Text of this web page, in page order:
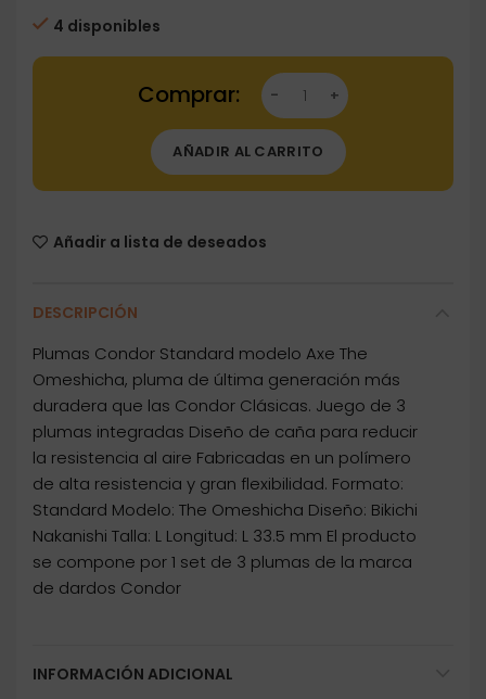
4 disponibles
Dartstore Plumas Condor Axe Axe The
AÑADIR AL CARRITO
Añadir a lista de deseados
DESCRIPCIÓN
Plumas Condor Standard modelo Axe The
Omeshicha, pluma de última generación más
duradera que las Condor Clásicas. Juego de 3
plumas integradas Diseño de caña para reducir
la resistencia al aire Fabricadas en un polímero
de alta resistencia y gran flexibilidad. Formato:
Standard Modelo: The Omeshicha Diseño: Bikichi
Nakanishi Talla: L Longitud: L 33.5 mm El producto
se compone por 1 set de 3 plumas de la marca
de dardos Condor
INFORMACIÓN ADICIONAL